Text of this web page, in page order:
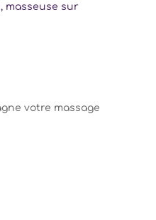
masseuse sur
votre massage